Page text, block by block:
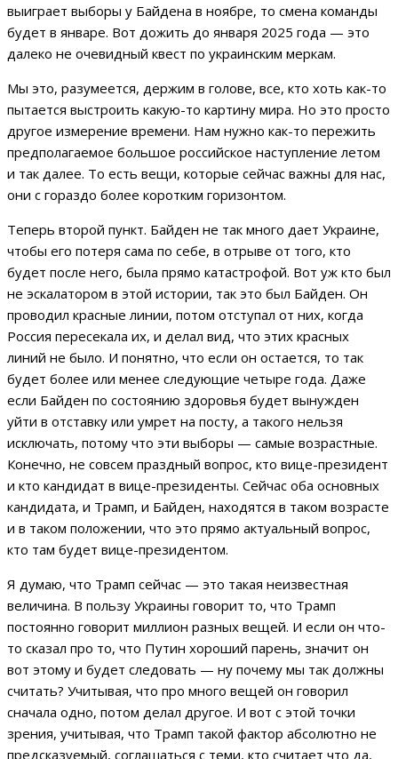
выиграет выборы у Байдена в ноябре, то смена команды
будет в январе. Вот дожить до января 2025 года — это
далеко не очевидный квест по украинским меркам.
Мы это, разумеется, держим в голове, все, кто хоть как-то
пытается выстроить какую-то картину мира. Но это просто
другое измерение времени. Нам нужно как-то пережить
предполагаемое большое российское наступление летом
и так далее. То есть вещи, которые сейчас важны для нас,
они с гораздо более коротким горизонтом.
Теперь второй пункт. Байден не так много дает Украине,
чтобы его потеря сама по себе, в отрыве от того, кто
будет после него, была прямо катастрофой. Вот уж кто был
не эскалатором в этой истории, так это был Байден. Он
проводил красные линии, потом отступал от них, когда
Россия пересекала их, и делал вид, что этих красных
линий не было. И понятно, что если он остается, то так
будет более или менее следующие четыре года. Даже
если Байден по состоянию здоровья будет вынужден
уйти в отставку или умрет на посту, а такого нельзя
исключать, потому что эти выборы — самые возрастные.
Конечно, не совсем праздный вопрос, кто вице-президент
и кто кандидат в вице-президенты. Сейчас оба основных
кандидата, и Трамп, и Байден, находятся в таком возрасте
и в таком положении, что это прямо актуальный вопрос,
кто там будет вице-президентом.
Я думаю, что Трамп сейчас — это такая неизвестная
величина. В пользу Украины говорит то, что Трамп
постоянно говорит миллион разных вещей. И если он что-
то сказал про то, что Путин хороший парень, значит он
вот этому и будет следовать — ну почему мы так должны
считать? Учитывая, что про много вещей он говорил
сначала одно, потом делал другое. И вот с этой точки
зрения, учитывая, что Трамп такой фактор абсолютно не
предсказуемый, соглашаться с теми, кто считает что да,